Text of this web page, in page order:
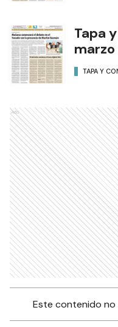
Tapa
TAPA Y
Ads
Este contenido